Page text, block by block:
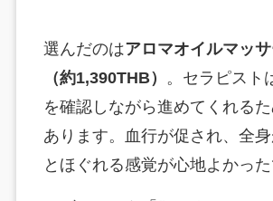
選んだのはアロマオイルマッ
（約1,390THB） 。セラピスト
を確認しながら進めてくれる
あります。血行が促され、全
とほぐれる感覚が心地よかった